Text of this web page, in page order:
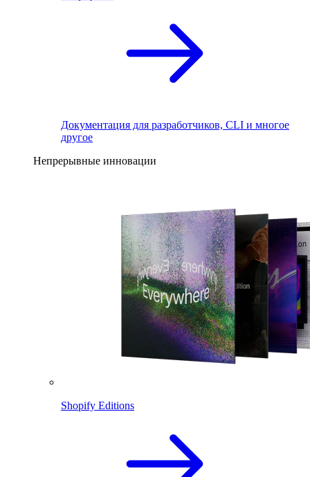
Документация для разработчиков, CLI и многое
другое
Непрерывные инновации
Shopify Editions